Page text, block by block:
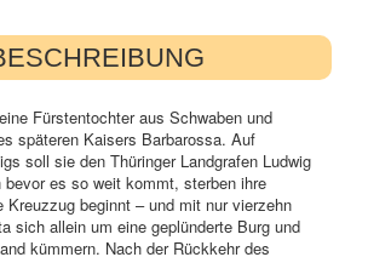
Fürstentochter aus Schwaben und
späteren Kaisers Barbarossa. Auf
soll sie den Thüringer Landgrafen Ludwig
bevor es so weit kommt, sterben ihre
Kreuzzug beginnt – und mit nur vierzehn
sich allein um eine geplünderte Burg und
kümmern. Nach der Rückkehr des